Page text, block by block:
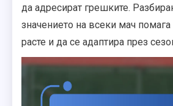
да адресират грешките.
значението на всеки мач помага
расте и да се адаптира през